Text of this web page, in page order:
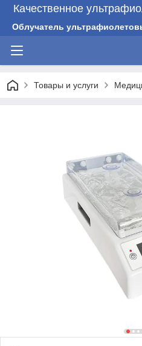
Качественное
Облучатель
Товары и услуги